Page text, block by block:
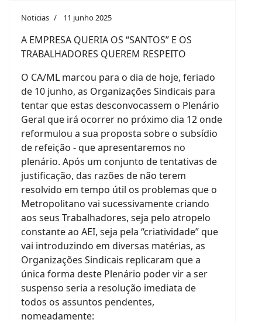
Noticias 11 junho 2025
A EMPRESA QUERIA OS “SANTOS” E OS
TRABALHADORES QUEREM RESPEITO
O CA/ML marcou para o dia de hoje, feriado
de 10 junho, as Organizações Sindicais para
tentar que estas desconvocassem o Plenário
Geral que irá ocorrer no próximo dia 12 onde
reformulou a sua proposta sobre o subsídio
de refeição - que apresentaremos no
plenário. Após um conjunto de tentativas de
justificação, das razões de não terem
resolvido em tempo útil os problemas que o
Metropolitano vai sucessivamente criando
aos seus Trabalhadores, seja pelo atropelo
constante ao AEI, seja pela “criatividade” que
vai introduzindo em diversas matérias, as
Organizações Sindicais replicaram que a
única forma deste Plenário poder vir a ser
suspenso seria a resolução imediata de
todos os assuntos pendentes,
nomeadamente: